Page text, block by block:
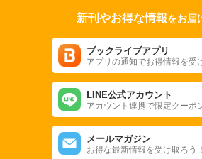
新刊やお得な情報をお届
ブックライブアプリ
アプリの通知でお得情報を受
LINE公式アカウント
アカウント連携で限定クーポ
メールマガジン
お得な最新情報を受け取ろう！